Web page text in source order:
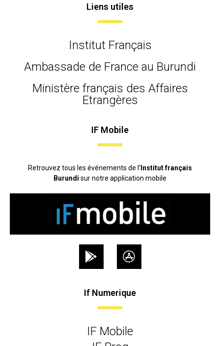
Liens utiles
Institut Français
Ambassade de France au Burundi
Ministère français des Affaires
Etrangères
IF Mobile
Retrouvez tous les événements de l’ Institut français
Burundi sur notre application mobile
If Numerique
IF Mobile